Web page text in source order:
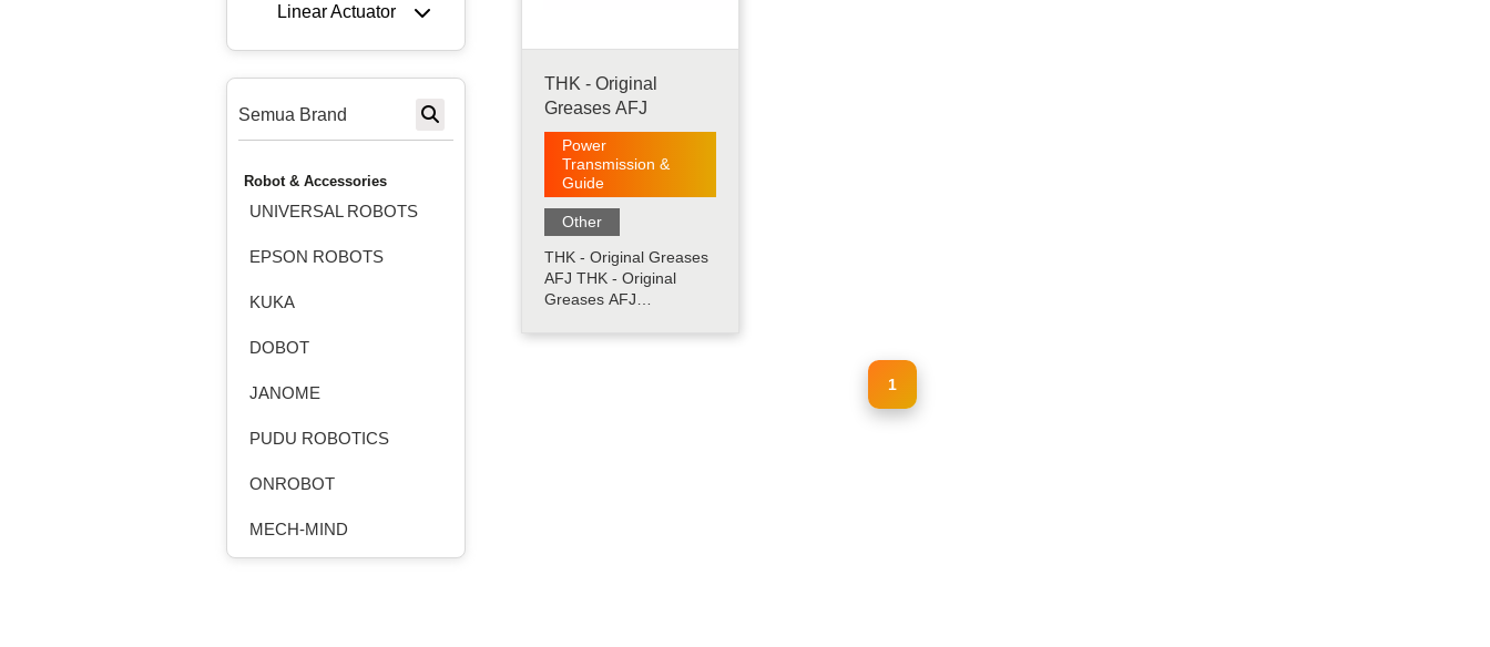
Linear Actuator
Semua Brand
Robot & Accessories
UNIVERSAL ROBOTS
EPSON ROBOTS
KUKA
DOBOT
JANOME
PUDU ROBOTICS
ONROBOT
MECH-MIND
THK - Original
Greases AFJ
Power
Transmission &
Guide
Other
THK - Original Greases
AFJ THK - Original
Greases AFJ
mineral olahan sebagai
1